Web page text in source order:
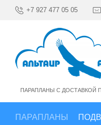
+7 927 477 05 05
ПАРАПЛАНЫ С ДОСТАВКОЙ
ПАРАПЛАНЫ